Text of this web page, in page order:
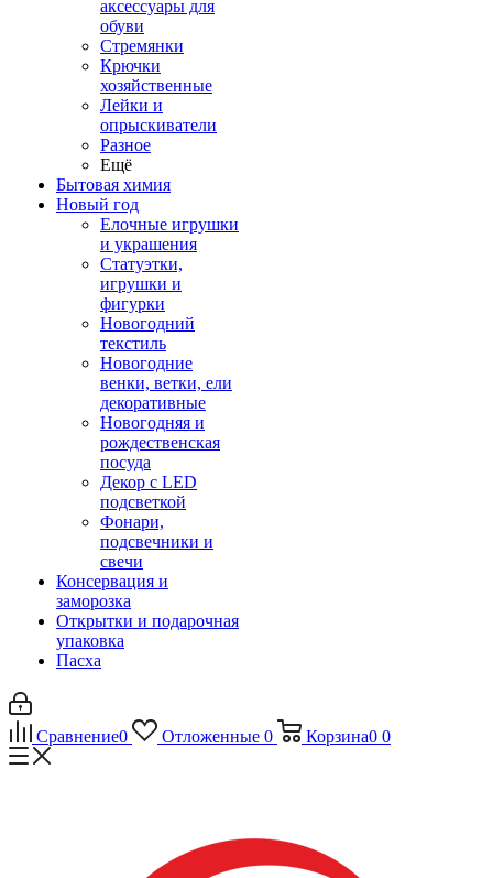
аксессуары для
обуви
Стремянки
Крючки
хозяйственные
Лейки и
опрыскиватели
Разное
Ещё
Бытовая химия
Новый год
Елочные игрушки
и украшения
Статуэтки,
игрушки и
фигурки
Новогодний
текстиль
Новогодние
венки, ветки, ели
декоративные
Новогодняя и
рождественская
посуда
Декор с LED
подсветкой
Фонари,
подсвечники и
свечи
Консервация и
заморозка
Открытки и подарочная
упаковка
Пасха
Сравнение0 Отложенные 0 Корзина0 0